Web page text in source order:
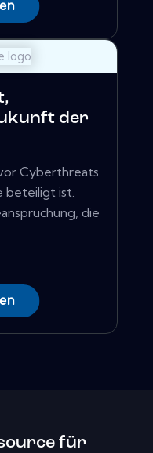
der
Cyberthreats
beteiligt ist.
die
für